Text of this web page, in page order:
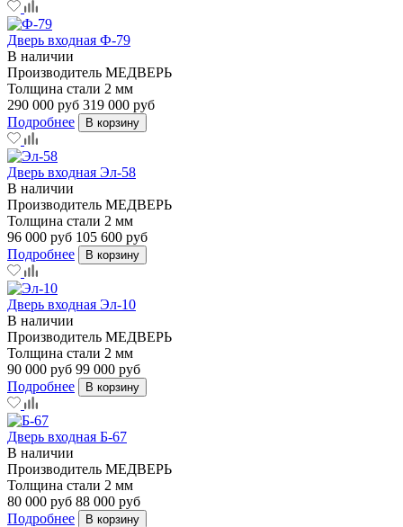
Дверь входная Ф-79
В наличии
Производитель МЕДВЕРЬ
Толщина стали 2 мм
290 000 руб 319 000 руб
Подробнее
В корзину
Дверь входная Эл-58
В наличии
Производитель МЕДВЕРЬ
Толщина стали 2 мм
96 000 руб 105 600 руб
Подробнее
В корзину
Дверь входная Эл-10
В наличии
Производитель МЕДВЕРЬ
Толщина стали 2 мм
90 000 руб 99 000 руб
Подробнее
В корзину
Дверь входная Б-67
В наличии
Производитель МЕДВЕРЬ
Толщина стали 2 мм
80 000 руб 88 000 руб
Подробнее
В корзину